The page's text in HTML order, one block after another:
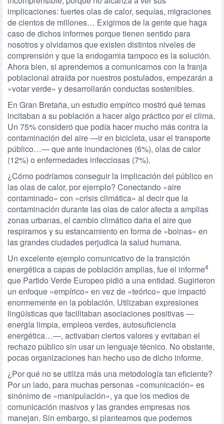
implicaciones: fuertes olas de calor, sequías, migraciones
de cientos de millones… Exigimos de la gente que haga
caso de dichos informes porque tienen sentido para
nosotros y olvidamos que existen distintos niveles de
comprensión y que la endogamia tampoco es la solución.
Ahora bien, si aprendemos a comunicarnos con la franja
poblacional atraída por nuestros postulados, empezarán a
«votar verde» y desarrollarán conductas sostenibles.
En Gran Bretaña, un estudio empírico mostró qué temas
incitaban a su población a hacer algo práctico por el clima.
Un 75% consideró que podía hacer mucho más contra la
contaminación del aire —ir en bicicleta, usar el transporte
público…— que ante inundaciones (6%), olas de calor
(12%) o enfermedades infecciosas (7%).
¿Cómo podríamos conseguir la implicación del público en
las olas de calor, por ejemplo? Conectando «aire
contaminado» con «crisis climática» al decir que la
contaminación durante las olas de calor afecta a amplias
zonas urbanas, el cambio climático daña el aire que
respiramos y su estancamiento en forma de «boinas» en
las grandes ciudades perjudica la salud humana.
Un excelente ejemplo comunicativo de la transición
energética a capas de población amplias, fue el informe4
que Partido Verde Europeo pidió a una entidad. Sugirieron
un enfoque «empírico» en vez de «teórico» que impactó
enormemente en la población. Utilizaban expresiones
lingüísticas que facilitaban asociaciones positivas —
energía limpia, empleos verdes, autosuficiencia
energética…—, activaban ciertos valores y evitaban el
rechazo público sin usar un lenguaje técnico. No obstante,
pocas organizaciones han hecho uso de dicho informe.
¿Por qué no se utiliza más una metodología tan eficiente?
Por un lado, para muchas personas «comunicación» es
sinónimo de «manipulación», ya que los medios de
comunicación masivos y las grandes empresas nos
manejan. Sin embargo, si planteamos que podemos